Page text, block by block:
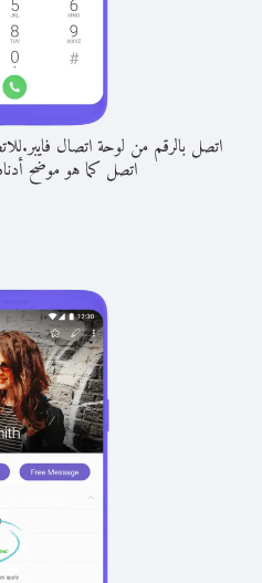
اتصل بالرقم من لوحة اتصال فايبر.
اتصل كما هو موضح